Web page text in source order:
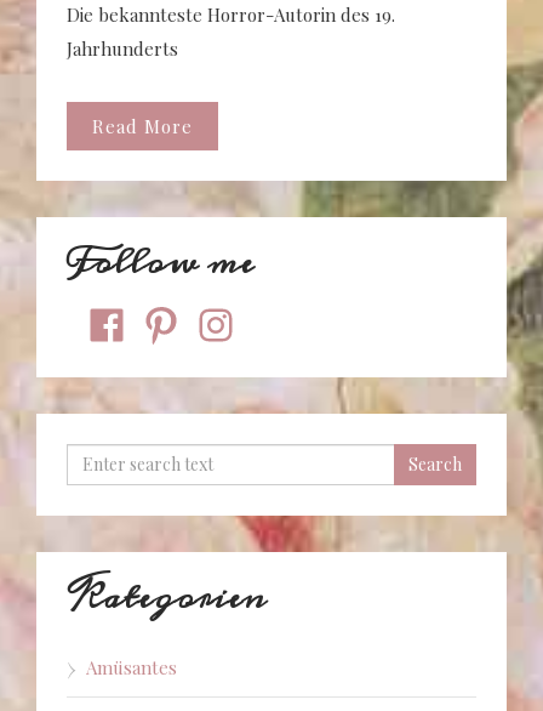
Die bekannteste Horror-Autorin des 19.
Jahrhunderts
Read More
Follow me
facebookpinterestinstagram
Kategorien
Amüsantes